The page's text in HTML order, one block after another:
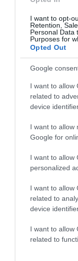
I want to opt-
Retention,
Personal Data
Purposes for
Opted Out
Google
I want to allow
related to
device
I want to allow
Google for
I want to allow
personalized
I want to allow
related to
device
I want to allow
related to
A túl sok só
hatással, hanem a
gyulladást és a
Kerüld:
fagyasztott
sós rágcsálnivalók
7. Telített zsírok
mind telített
(„rossz”)
-teljes tej és tejszín
-zsíros sajtok